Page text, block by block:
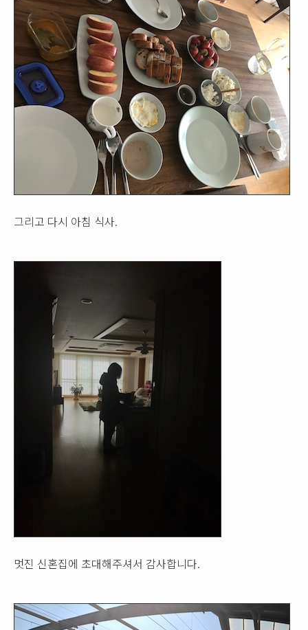
그리고 다시 아침 식사.
멋진 신혼집에 초대해주셔서 감사합니다.